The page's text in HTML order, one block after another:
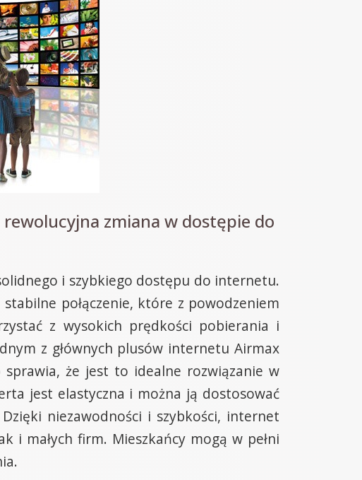
zmiana w dostępie do
i szybkiego dostępu do internetu.
połączenie, które z powodzeniem
z wysokich prędkości pobierania i
z głównych plusów internetu Airmax
że jest to idealne rozwiązanie w
jest elastyczna i można ją dostosować
niezawodności i szybkości, internet
i małych firm. Mieszkańcy mogą w pełni